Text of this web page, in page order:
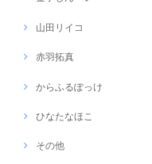
山田リイコ
赤羽拓真
からふるぽっけ
ひなたなほこ
その他